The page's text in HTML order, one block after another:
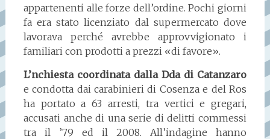
appartenenti alle forze dell’ordine. Pochi giorni
fa era stato licenziato dal supermercato dove
lavorava perché avrebbe approvvigionato i
familiari con prodotti a prezzi «di favore».
L’nchiesta coordinata dalla Dda di Catanzaro
e condotta dai carabinieri di Cosenza e del Ros
ha portato a 63 arresti, tra vertici e gregari,
accusati anche di una serie di delitti commessi
tra il ’79 ed il 2008. All’indagine hanno